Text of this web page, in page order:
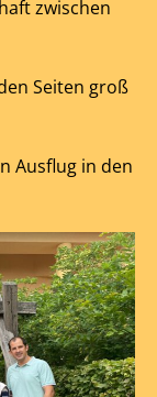
zwischen
Seiten groß
Ausflug in den